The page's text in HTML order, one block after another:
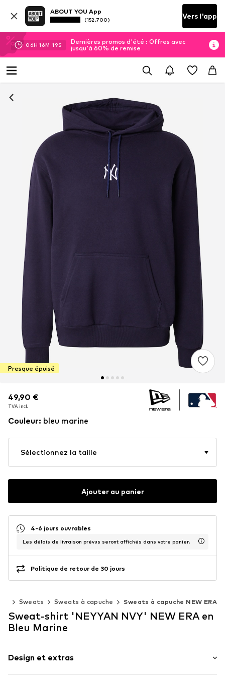
ABOUT YOU App
(152.700) Vers l'app
06H 16M 19S
Dernières promos d'été : Offres avec
jusqu'à 60% de remise
Presque épuisé
49,90 €
TVA incl.
49,90 €
TVA incl.
Couleur: bleu marine
Sélectionnez la taille
Ajouter au panier
4-6 jours ouvrables
Les délais de livraison prévus seront affichés dans votre panier.
Politique de retour de 30 jours
Sweats Sweats à capuche Sweats à capuche NEW ERA
Sweat-shirt 'NEYYAN NVY' NEW ERA en
Bleu Marine
Design et extras